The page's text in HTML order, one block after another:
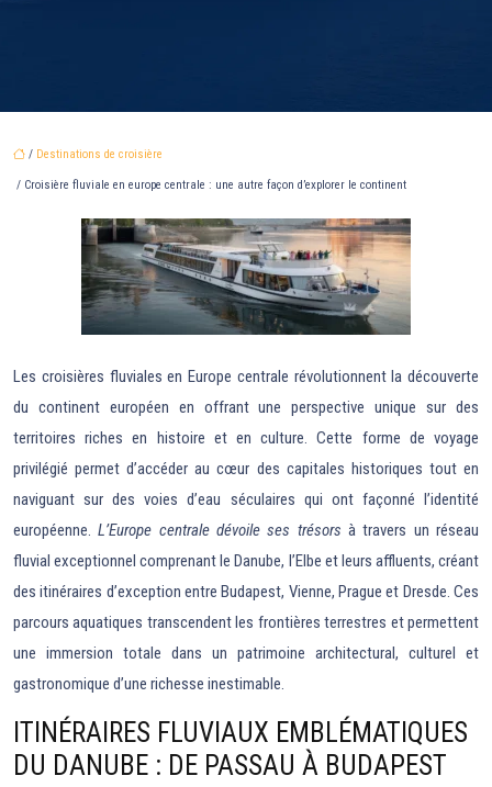
/ Destinations de croisière
/ Croisière fluviale en europe centrale : une autre façon d’explorer le continent
Les croisières fluviales en Europe centrale révolutionnent la découverte
du continent européen en offrant une perspective unique sur des
territoires riches en histoire et en culture. Cette forme de voyage
privilégié permet d’accéder au cœur des capitales historiques tout en
naviguant sur des voies d’eau séculaires qui ont façonné l’identité
européenne.L’Europe centrale dévoile ses trésors à travers un réseau
fluvial exceptionnel comprenant le Danube, l’Elbe et leurs affluents, créant
des itinéraires d’exception entre Budapest, Vienne, Prague et Dresde. Ces
parcours aquatiques transcendent les frontières terrestres et permettent
une immersion totale dans un patrimoine architectural, culturel et
gastronomique d’une richesse inestimable.
ITINÉRAIRES FLUVIAUX EMBLÉMATIQUES
DU DANUBE : DE PASSAU À BUDAPEST